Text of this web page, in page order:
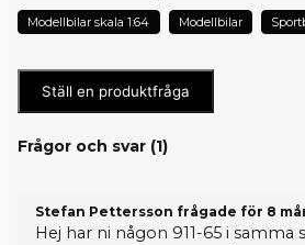
Modellbilar skala 1:64 Modellbilar
Ställ en produktfråga
Frågor och svar (1)
Stefan Pettersson frågade för 8
Hej har ni någon 911-65 i samma